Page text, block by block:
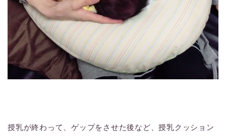
授乳が終わって、ゲップをさせた後など、授乳クッション